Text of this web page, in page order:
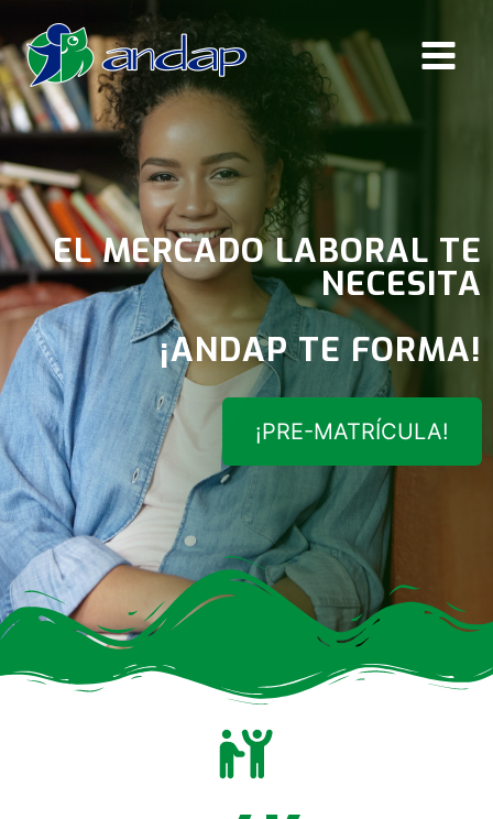
al
contenido
EL MERCADO LABORAL TE
NECESITA
¡ANDAP TE FORMA!
¡PRE-MATRÍCULA!